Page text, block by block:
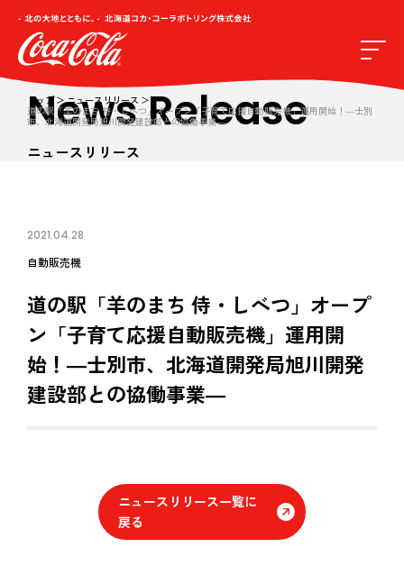
トップ
ニュースリリース
道の駅「羊のまち 侍・しべつ」オープン「子育て応援自動販売機」運用開始！―士別
市、北海道開発局旭川開発建設部との協働事業―
News Release
ニュースリリース
2021.04.28
自動販売機
道の駅「羊のまち 侍・しべつ」オープ
ン「子育て応援自動販売機」運用開
始！―士別市、北海道開発局旭川開発
建設部との協働事業―
ニュースリリース一覧に
戻る